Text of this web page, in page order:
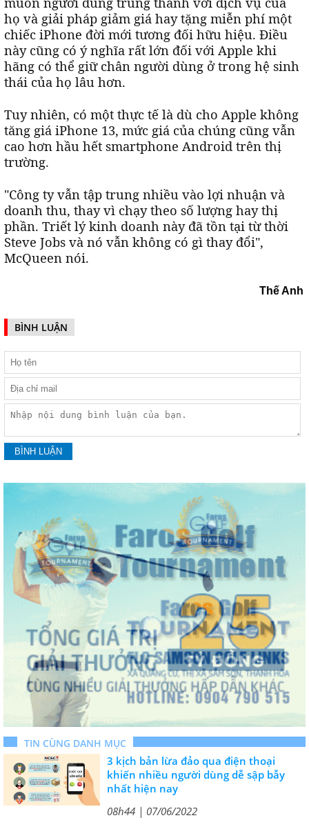
họ và giải pháp giảm giá hay tặng miễn phí một
chiếc iPhone đời mới tương đối hữu hiệu. Điều
này cũng có ý nghĩa rất lớn đối với Apple khi
hãng có thể giữ chân người dùng ở trong hệ sinh
thái của họ lâu hơn.
Tuy nhiên, có một thực tế là dù cho Apple không
tăng giá iPhone 13, mức giá của chúng cũng vẫn
cao hơn hầu hết smartphone Android trên thị
trường.
"Công ty vẫn tập trung nhiều vào lợi nhuận và
doanh thu, thay vì chạy theo số lượng hay thị
phần. Triết lý kinh doanh này đã tồn tại từ thời
Steve Jobs và nó vẫn không có gì thay đổi",
McQueen nói.
Thế Anh
BÌNH LUẬN
TIN CÙNG DANH MỤC
3 kịch bản lừa đảo qua điện thoại
khiến nhiều người dùng dễ sập bẫy
nhất hiện nay
08h44 | 07/06/2022